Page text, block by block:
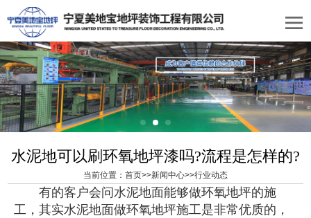
水泥地可以刷环氧地坪漆吗?流程是怎样的?
当前位置： 首页>>新闻中心>>行业动态
有的客户会问水泥地面能够做环氧地坪的施
工，其实水泥地面做环氧地坪施工是非常优质的，